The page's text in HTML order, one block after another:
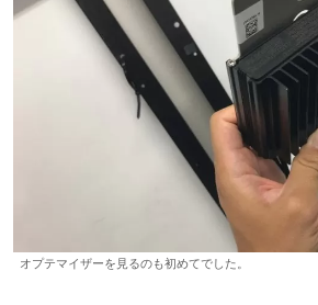
オプテマイザーを見るのも初めてでした。